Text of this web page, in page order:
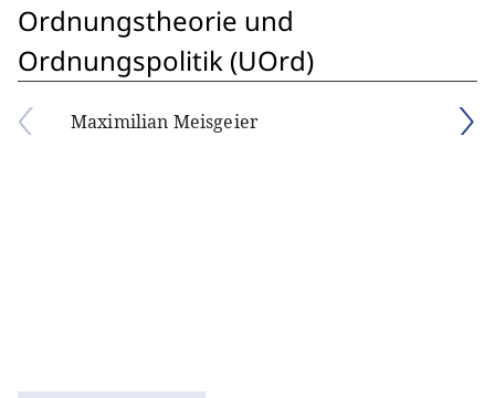
Ordnungstheorie und
Ordnungspolitik (UOrd)
Maximilian Meisgeier